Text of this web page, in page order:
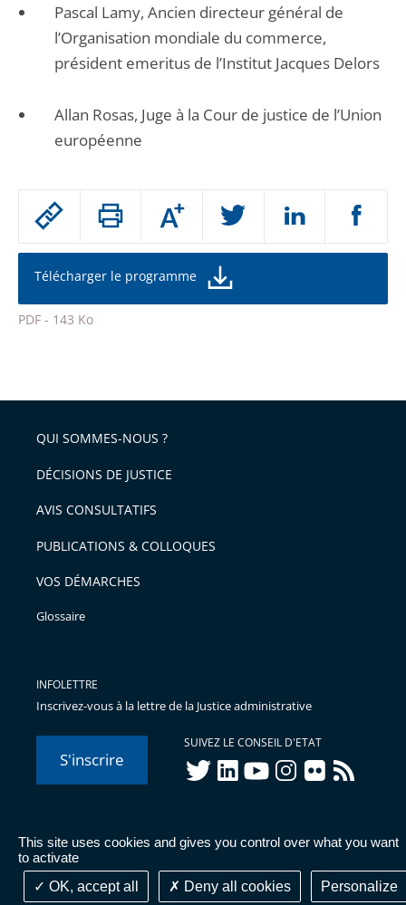
This site uses cookies and gives you control over what you want
to activate
OK, accept all
Deny all cookies Personalize
Passer
partage
de
l'article
pour
Augmenter
ou
la
de
police
Télécharger le programme
PDF - 143 Ko
l'article
pour
avant
Pascal Lamy, Ancien directeur général de
l’Organisation mondiale du commerce,
président emeritus de l’Institut Jacques Delors
Allan Rosas, Juge à la Cour de justice de l’Union
européenne
QUI SOMMES-NOUS ?
DÉCISIONS DE JUSTICE
AVIS CONSULTATIFS
PUBLICATIONS & COLLOQUES
VOS DÉMARCHES
Glossaire
INFOLETTRE
Inscrivez-vous à la lettre de la Justice administrative
S'inscrire
SUIVEZ LE CONSEIL D'ETAT
twitterlinkedInyoutubeinstagram
flickr rss
© Conseil d'État 2026 - Mentions légales
Données
personnelles-Publications administratives-Accessibilité :
partiellement conforme